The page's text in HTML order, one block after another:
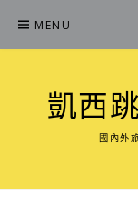
content
MENU
凱西
國內外